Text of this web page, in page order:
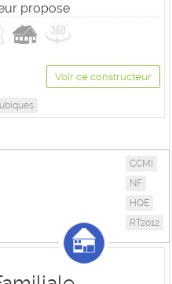
propose
Voir ce constructeur
CCMI
NF
HQE
RT2012